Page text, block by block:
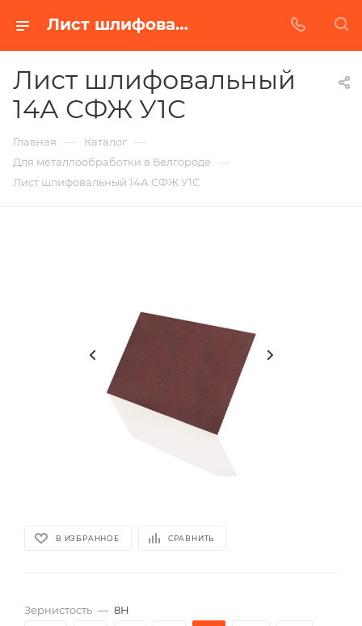
Лист шлифовальный 14А СФЖ У1С в Белгороде | Купить по недорогой цене от Абразивного Завода
Лист шлифовальный
14А СФЖ У1С
Главная — Каталог —
Для металлообработки в Белгороде —
Лист шлифовальный 14А СФЖ У1С
В ИЗБРАННОЕ СРАВНИТЬ
Зернистость — 8Н